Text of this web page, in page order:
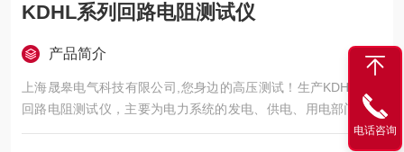
KDHL系列回路电阻测试仪
产品简介
上海晟皋电气科技有限公司,您身边的高压测试！生产KDHL系列
回路电阻测试仪，主要为电力系统的发电、供电、用电部门，科
研机构与电力设备相关的生产企业，提供的高压试验设备和检测
电话咨询